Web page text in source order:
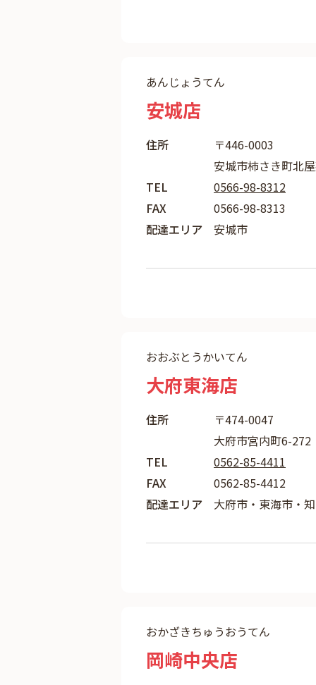
あんじょうてん
安城店
住所
〒446-0003
安城市柿さき町北
TEL
0566-98-8312
FAX
0566-98-8313
配達エリア
安城市
おおぶとうかいてん
大府東海店
住所
〒474-0047
大府市宮内町6-272
TEL
0562-85-4411
FAX
0562-85-4412
配達エリア
大府市・東海市・
おかざきちゅうおうてん
岡崎中央店